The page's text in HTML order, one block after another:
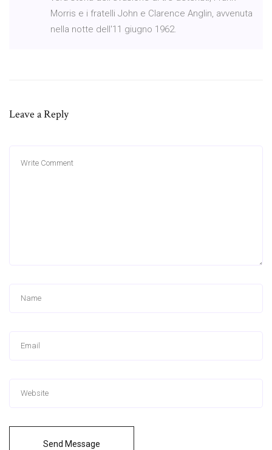
Morris e i fratelli John e Clarence Anglin, avvenuta
nella notte dell'11 giugno 1962.
Leave a Reply
Send Message